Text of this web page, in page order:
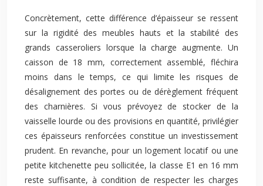
Concrètement, cette différence d’épaisseur se ressent
sur la rigidité des meubles hauts et la stabilité des
grands casseroliers lorsque la charge augmente. Un
caisson de 18 mm, correctement assemblé, fléchira
moins dans le temps, ce qui limite les risques de
désalignement des portes ou de dérèglement fréquent
des charnières. Si vous prévoyez de stocker de la
vaisselle lourde ou des provisions en quantité, privilégier
ces épaisseurs renforcées constitue un investissement
prudent. En revanche, pour un logement locatif ou une
petite kitchenette peu sollicitée, la classe E1 en 16 mm
reste suffisante, à condition de respecter les charges